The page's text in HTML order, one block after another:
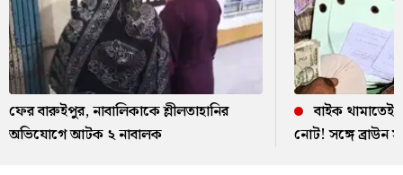
ফের বারুইপুর, নাবালিকাকে শ্লীলতাহানির
অভিযোগে আটক ২ নাবালক
বাইক থামাতেই
নোট! সঙ্গে ব্রাউন